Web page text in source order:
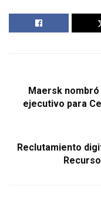
Maersk
ejecutivo para
Reclutamiento